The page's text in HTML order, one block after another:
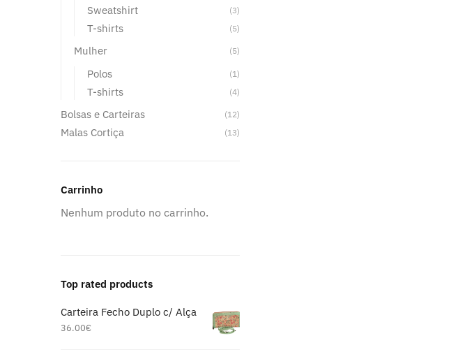
Sweatshirt (3)
T-shirts (5)
Mulher (5)
Polos (1)
T-shirts (4)
Bolsas e Carteiras (12)
Malas Cortiça (13)
Carrinho
Nenhum produto no carrinho.
Top rated products
Carteira Fecho Duplo c/ Alça
36.00€